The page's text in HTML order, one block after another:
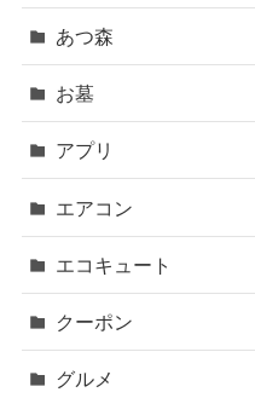
あつ森
お墓
アプリ
エアコン
エコキュート
クーポン
グルメ